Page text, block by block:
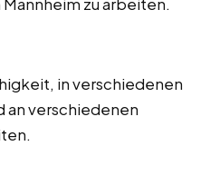
in verschiedenen
an verschiedenen